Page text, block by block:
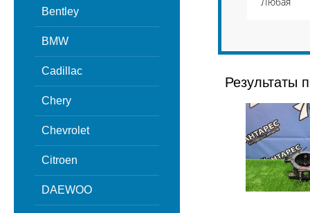
Bentley
BMW
Cadillac
Chery
Chevrolet
Citroen
DAEWOO
Результаты